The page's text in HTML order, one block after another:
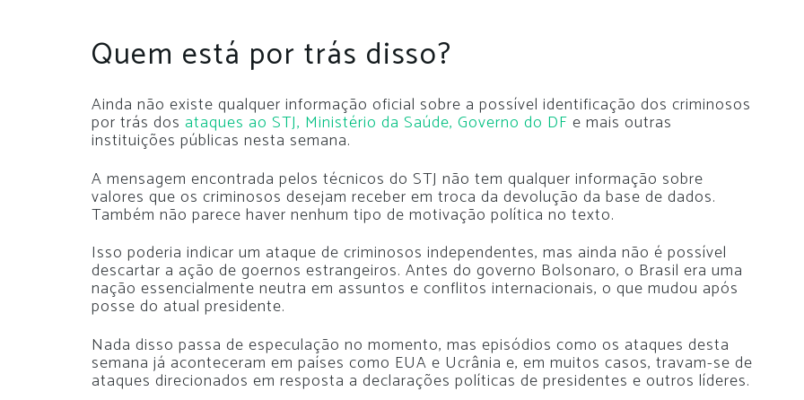
Quem está por trás disso?
Ainda não existe qualquer informação oficial sobre a possível identificação dos criminosos
por trás dos ataques ao STJ, Ministério da Saúde, Governo do DF e mais outras
instituições públicas nesta semana.
A mensagem encontrada pelos técnicos do STJ não tem qualquer informação sobre
valores que os criminosos desejam receber em troca da devolução da base de dados.
Também não parece haver nenhum tipo de motivação política no texto.
Isso poderia indicar um ataque de criminosos independentes, mas ainda não é possível
descartar a ação de goernos estrangeiros. Antes do governo Bolsonaro, o Brasil era uma
nação essencialmente neutra em assuntos e conflitos internacionais, o que mudou após
posse do atual presidente.
Nada disso passa de especulação no momento, mas episódios como os ataques desta
semana já aconteceram em países como EUA e Ucrânia e, em muitos casos, travam-se de
ataques direcionados em resposta a declarações políticas de presidentes e outros líderes.